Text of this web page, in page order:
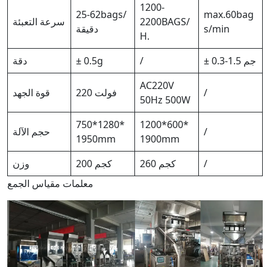
سرعة التعبئة
25-62bags/
دقيقة
1200-
2200BAGS/
H.
max.60bag
s/min
دقة ± 0.5g / ± 0.3-1.5 جم
قوة الجهد 220 فولت
AC220V
50Hz 500W
/
حجم الآلة
750*1280*
1950mm
1200*600*
1900mm
/
وزن 200 كجم 260 كجم
/
معلمات مقياس الجمع